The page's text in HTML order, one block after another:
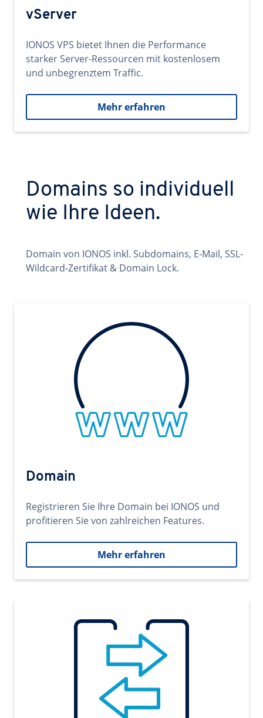
vServer
IONOS VPS bietet Ihnen die Performance
starker Server-Ressourcen mit kostenlosem
und unbegrenztem Traffic.
Mehr erfahren
Domains so individuell
wie Ihre Ideen.
Domain von IONOS inkl. Subdomains, E-Mail, SSL-
Wildcard-Zertifikat & Domain Lock.
Domain
Registrieren Sie Ihre Domain bei IONOS und
profitieren Sie von zahlreichen Features.
Mehr erfahren